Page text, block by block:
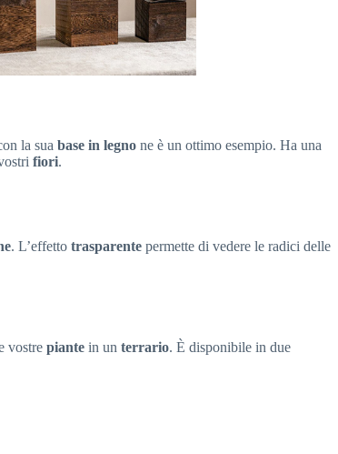
la sua base in legno ne è un ottimo esempio. Ha una
fiori.
. L’effetto trasparente permette di vedere le radici delle
vostre piante in un terrario. È disponibile in due